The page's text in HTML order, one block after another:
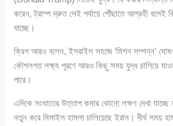
করেন, ট্রাম্প দ্রুত সেই পর্যায়ে পৌঁছাতে আগ্রহী বলেই
যাচ্ছে।
ক্রিগ আরও বলেন, ইসরাইল সহজে ‘মিশন সম্পন্ন’
কৌশলগত লক্ষ্য পূরণে আরও কিছু সময় যুদ্ধ চালিয়ে
পারে।
এদিকে সংঘাতের উত্তাপ কমার কোনো লক্ষণ দেখা
নতুন করে মিসাইল হামলা চালিয়েছে ইরান। দীর্ঘ সময়